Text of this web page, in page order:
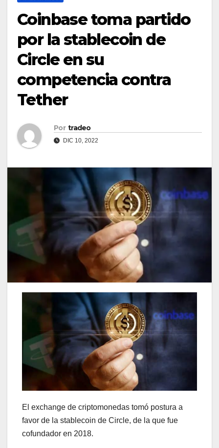
Coinbase toma partido
por la stablecoin de
Circle en su
competencia contra
Tether
Por tradeo
DIC 10, 2022
El exchange de criptomonedas tomó postura a
favor de la stablecoin de Circle, de la que fue
cofundador en 2018.